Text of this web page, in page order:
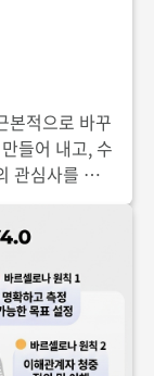
본적으로 바꾸
들어 내고, 수
관심사를 데
오